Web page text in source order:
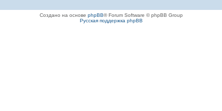
Создано на основе phpBB® Forum Software © phpBB Group
Русская поддержка phpBB